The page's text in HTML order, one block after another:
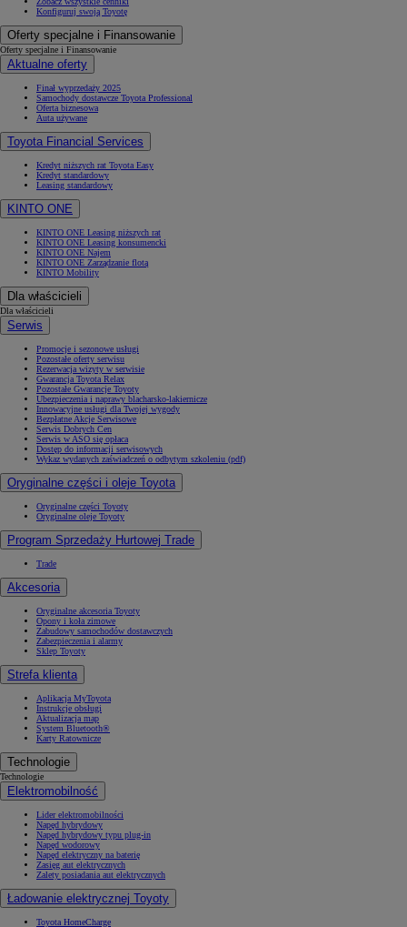
Konfiguruj swoją Toyotę
Oferty specjalne i Finansowanie
Oferty specjalne i Finansowanie
Aktualne oferty
Finał wyprzedaży 2025
Samochody dostawcze Toyota Professional
Oferta biznesowa
Auta używane
Toyota Financial Services
Kredyt niższych rat Toyota Easy
Kredyt standardowy
Leasing standardowy
KINTO ONE
KINTO ONE Leasing niższych rat
KINTO ONE Leasing konsumencki
KINTO ONE Najem
KINTO ONE Zarządzanie flotą
KINTO Mobility
Dla właścicieli
Dla właścicieli
Serwis
Promocje i sezonowe usługi
Pozostałe oferty serwisu
Rezerwacja wizyty w serwisie
Gwarancja Toyota Relax
Pozostałe Gwarancje Toyoty
Ubezpieczenia i naprawy blacharsko-lakiernicze
Innowacyjne usługi dla Twojej wygody
Bezpłatne Akcje Serwisowe
Serwis Dobrych Cen
Serwis w ASO się opłaca
Dostęp do informacji serwisowych
Wykaz wydanych zaświadczeń o odbytym szkoleniu (pdf)
Oryginalne części i oleje Toyota
Oryginalne części Toyoty
Oryginalne oleje Toyoty
Program Sprzedaży Hurtowej Trade
Trade
Akcesoria
Oryginalne akcesoria Toyoty
Opony i koła zimowe
Zabudowy samochodów dostawczych
Zabezpieczenia i alarmy
Sklep Toyoty
Strefa klienta
Aplikacja MyToyota
Instrukcje obsługi
Aktualizacja map
System Bluetooth®
Karty Ratownicze
Technologie
Technologie
Elektromobilność
Lider elektromobilności
Napęd hybrydowy
Napęd hybrydowy typu plug-in
Napęd wodorowy
Napęd elektryczny na baterię
Zasięg aut elektrycznych
Zalety posiadania aut elektrycznych
Ładowanie elektrycznej Toyoty
Toyota HomeCharge